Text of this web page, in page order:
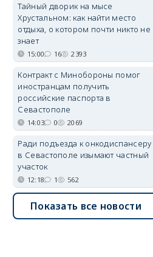
Тайный дворик на мысе
Хрустальном: как найти место
отдыха, о котором почти никто не
знает
15:00 16 2393
Контракт с Минобороны помог
иностранцам получить
российские паспорта в
Севастополе
14:03 0 2069
Ради подъезда к онкодиспансеру
в Севастополе изымают частный
участок
12:18 1 562
Показать все новости